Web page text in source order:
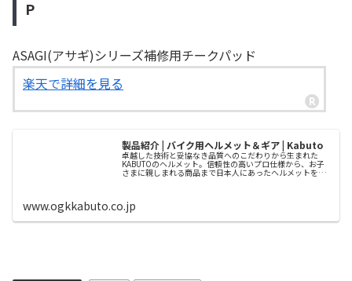
P
ASAGI(アサギ)シリーズ補修用チークパッド
楽天で詳細を見る
製品紹介 | バイク用ヘルメット＆ギア | Kabuto
卓越した技術と妥協なき品質へのこだわりから生まれた
KABUTOのヘルメット。信頼性の高いプロ仕様から、お子
さまに親しまれる商品まで日本人にあったヘルメットをご
www.ogkkabuto.co.jp